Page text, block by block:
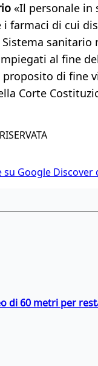
«Il personale in
farmaci di cui
sanitario
al fine
proposito di fine
Corte
su Google Discover
di 60 metri per